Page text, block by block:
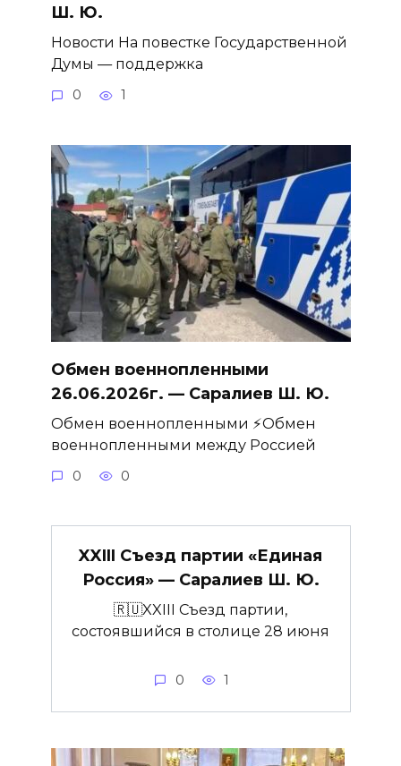
Ш. Ю.
Новости На повестке Государственной
Думы — поддержка
0 1
Обмен военнопленными
26.06.2026г. — Саралиев Ш. Ю.
Обмен военнопленными ⚡️Обмен
военнопленными между Россией
0 0
XXIII Съезд партии «Единая
Россия» — Саралиев Ш. Ю.
🇷🇺XXIII Съезд партии,
состоявшийся в столице 28 июня
0 1